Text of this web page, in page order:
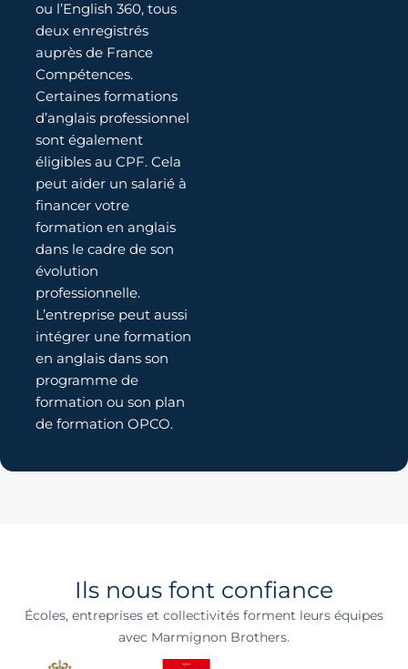
ou l’English 360, tous
deux enregistrés
auprès de France
Compétences.
Certaines formations
d’anglais professionnel
sont également
éligibles au CPF. Cela
peut aider un salarié à
financer votre
formation en anglais
dans le cadre de son
évolution
professionnelle.
L’entreprise peut aussi
intégrer une formation
en anglais dans son
programme de
formation ou son plan
de formation OPCO.
Ils nous font confiance
Écoles, entreprises et collectivités forment leurs équipes
avec Marmignon Brothers.